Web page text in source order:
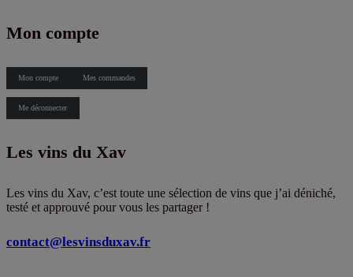
Mon compte
Mon compte Mes commandes
Me déconnecter
Les vins du Xav
Les vins du Xav, c’est toute une sélection de vins que j’ai déniché,
testé et approuvé pour vous les partager !
contact@lesvinsduxav.fr